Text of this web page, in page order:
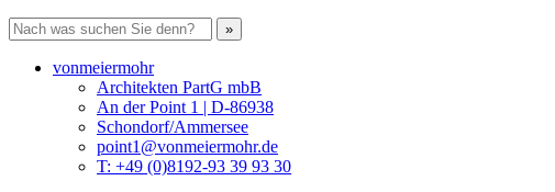
vonmeiermohr
Architekten PartG mbB
An der Point 1 | D-86938
Schondorf/Ammersee
point1@vonmeiermohr.de
T: +49 (0)8192-93 39 93 30